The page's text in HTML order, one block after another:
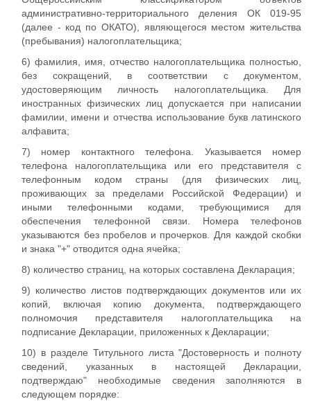
административно-территориального деления ОК 019-95
(далее - код по ОКАТО), являющегося местом жительства
(пребывания) налогоплательщика;
6) фамилия, имя, отчество налогоплательщика полностью,
без сокращений, в соответствии с документом,
удостоверяющим личность налогоплательщика. Для
иностранных физических лиц допускается при написании
фамилии, имени и отчества использование букв латинского
алфавита;
7) номер контактного телефона. Указывается номер
телефона налогоплательщика или его представителя с
телефонным кодом страны (для физических лиц,
проживающих за пределами Российской Федерации) и
иными телефонными кодами, требующимися для
обеспечения телефонной связи. Номера телефонов
указываются без пробелов и прочерков. Для каждой скобки
и знака "+" отводится одна ячейка;
8) количество страниц, на которых составлена Декларация;
9) количество листов подтверждающих документов или их
копий, включая копию документа, подтверждающего
полномочия представителя налогоплательщика на
подписание Декларации, приложенных к Декларации;
10) в разделе Титульного листа "Достоверность и полноту
сведений, указанных в настоящей Декларации,
подтверждаю" необходимые сведения заполняются в
следующем порядке: